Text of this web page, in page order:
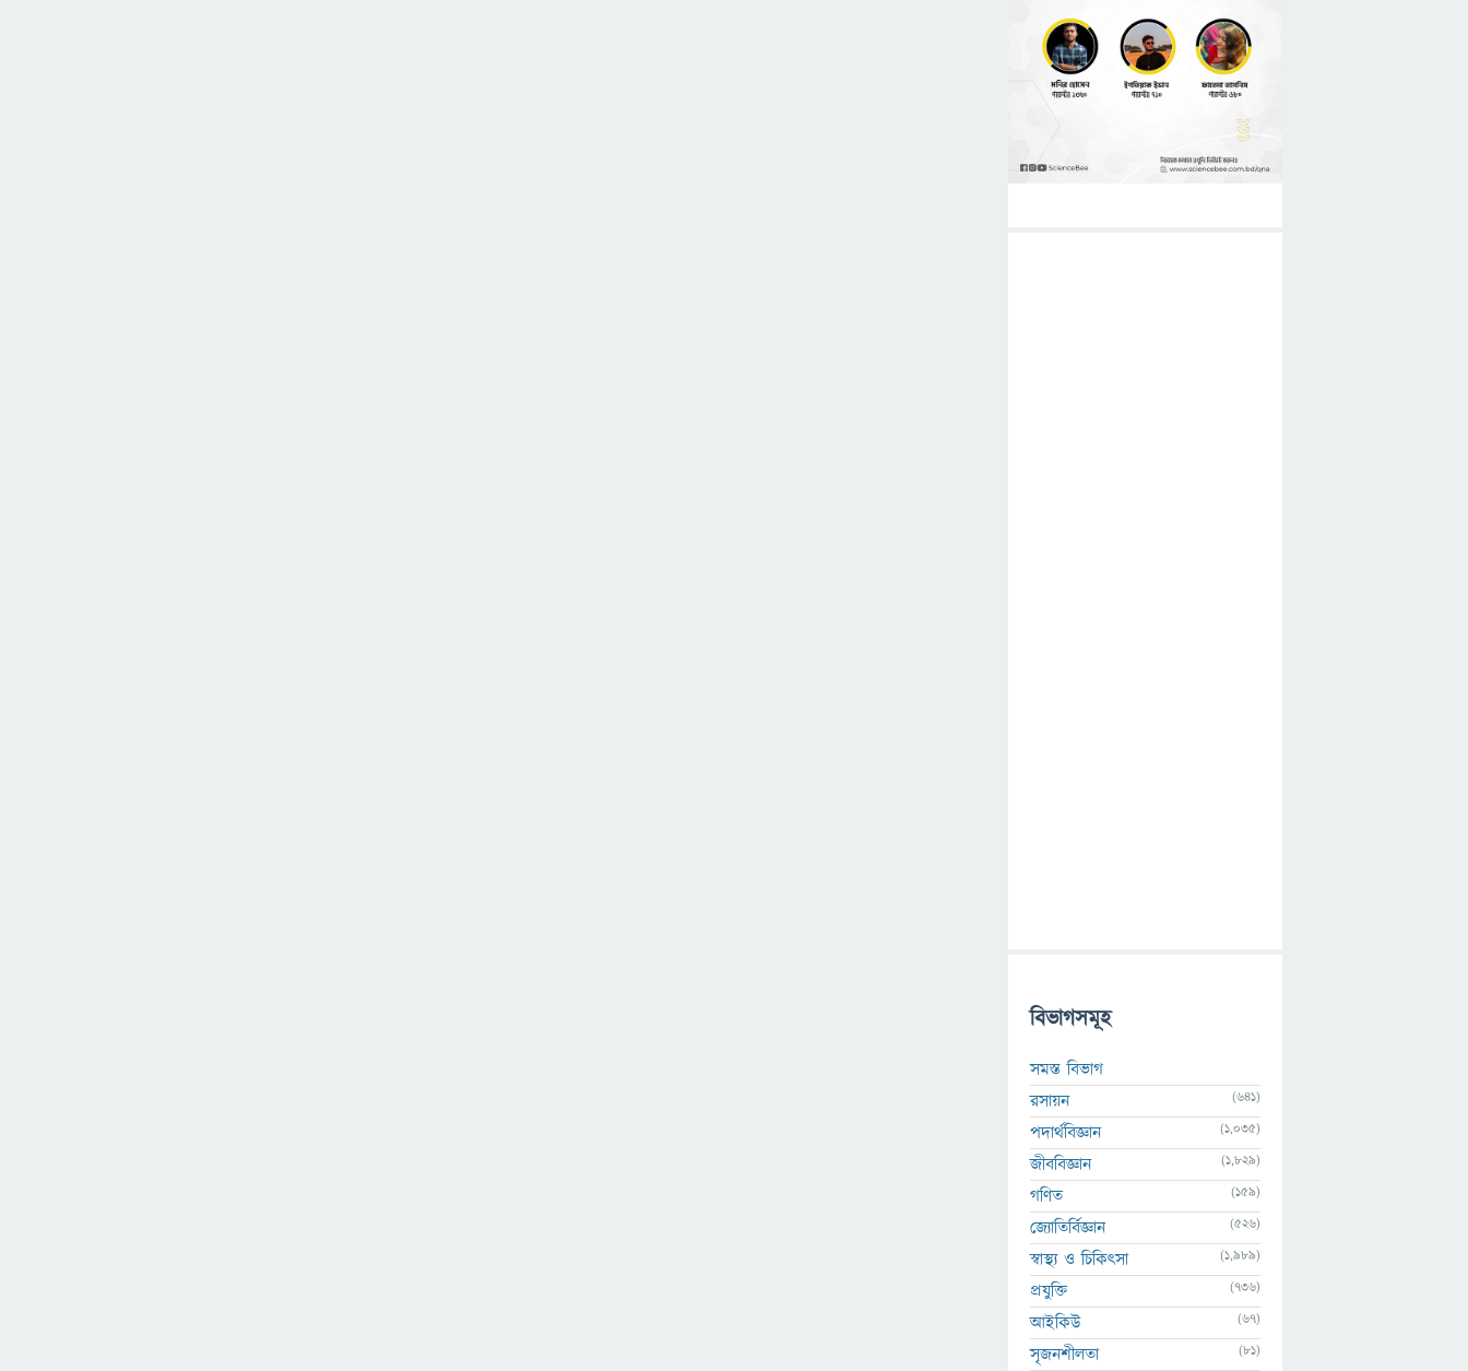
বিভাগসমূহ
সমস্ত বিভাগ
রসায়ন
(641)
পদার্থবিজ্ঞান (1,035)
জীববিজ্ঞান (1,829)
গণিত (159)
জ্যোতির্বিজ্ঞান (526)
স্বাস্থ্য ও চিকিৎসা (1,989)
প্রযুক্তি (736)
আইকিউ (67)
সৃজনশীলতা (81)